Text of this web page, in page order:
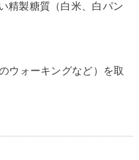
精製糖質（白米、白パン
ウォーキングなど）を取